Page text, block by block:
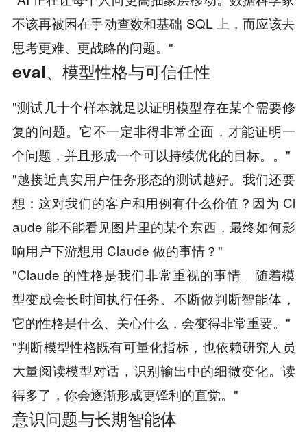
不该再被困在手动查数和基础 SQL 上，而应该去
思考更难、更战略的问题。"
eval、模型性格与可信任性
"测试几十个样本就足以证明模型存在某个需要修
复的问题。它不一定非得非常全面，才能证明一
个问题，并且形成一个可以持续优化的目标。。"
"越接近真实用户任务形态的测试越好。我们还要
想：这对我们的客户和用例有什么价值？因为 Cl
aude 能不能看见图片里的某个东西，最终如何影
响用户下游想用 Claude 做的事情？"
"Claude 的性格是我们非常重视的事情。随着模
型变成会长时间执行任务、不断做判断智能体，
它的性格是什么、关心什么，会变得非常重要。"
"判断模型性格既有可量化指标，也依赖研究人员
大量阅读模型对话，识别输出中的细微变化。读
得多了，你会逐渐形成更锋利的直觉。"
意识问题与长期智能体